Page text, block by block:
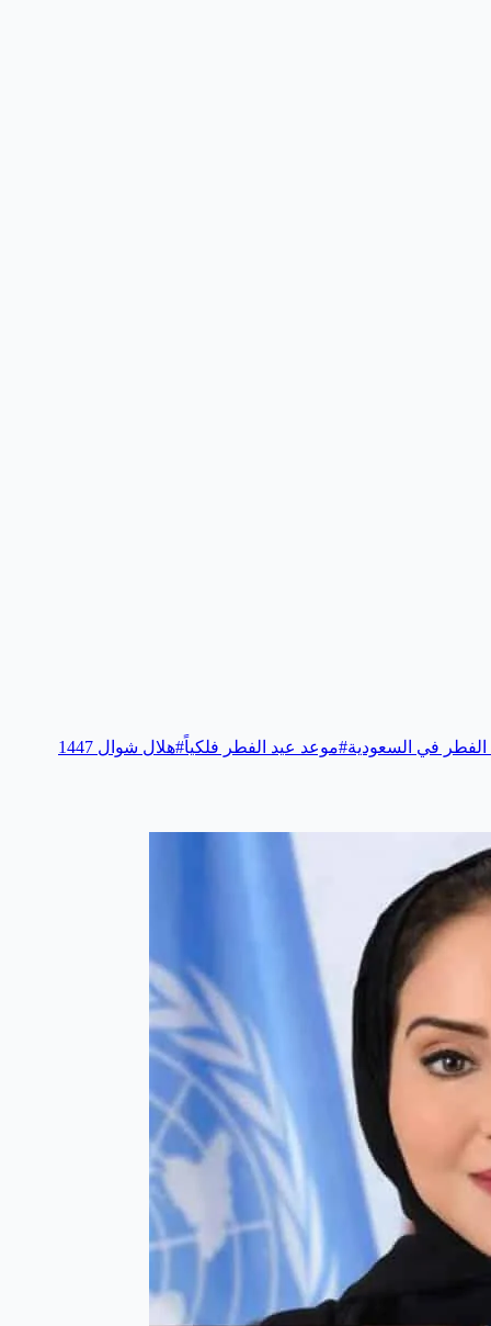
الفطر في السعودية#موعد عيد الفطر فلكياً#هلال شوال 1447